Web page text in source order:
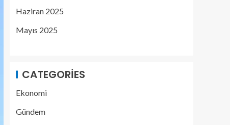
Haziran 2025
Mayıs 2025
CATEGORIES
Ekonomi
Gündem